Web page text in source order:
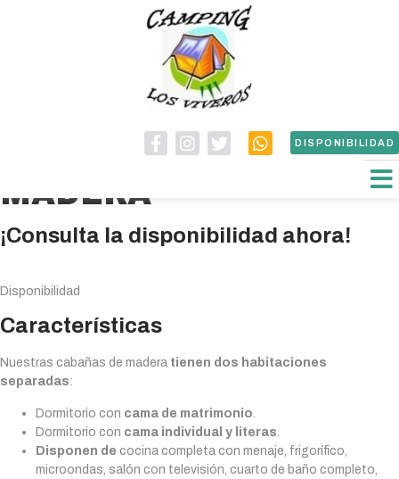
DISPONIBILIDAD
INFORMACIÓN SOBRE
LAS CASAS DE
MADERA
¡Consulta la disponibilidad ahora!
Disponibilidad
Características
Nuestras cabañas de madera tienen dos habitaciones
separadas:
Dormitorio con cama de matrimonio
Dormitorio con cama individual y literas
Disponen de cocina completa con menaje, frigorífico,
microondas, salón con televisión, cuarto de baño completo,